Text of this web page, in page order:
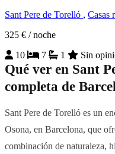
Sant Pere de Torelló , Casas
325 € / noche
10
7 1 Sin
Qué ver en Sant
completa de
Sant Pere de Torelló es un
Osona, en Barcelona, que
combinación de naturaleza,